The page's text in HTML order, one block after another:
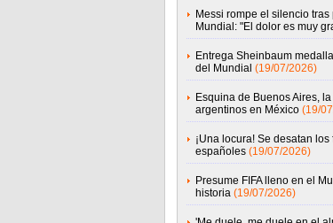
Messi rompe el silencio tras
Mundial: "El dolor es muy
Entrega Sheinbaum
del Mundial (19/07/2026)
Esquina de Buenos Aires,
argentinos en México (19/
¡Una locura! Se desatan los
españoles (19/07/2026)
Presume FIFA lleno en el
historia (19/07/2026)